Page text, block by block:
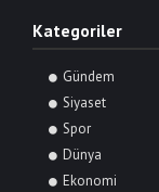
Kategoriler
Gündem
Siyaset
Spor
Dünya
Ekonomi